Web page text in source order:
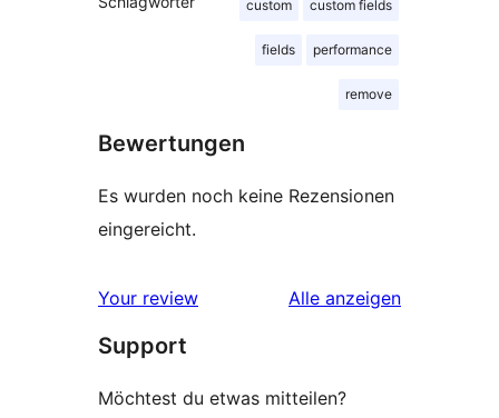
custom custom fields
fields performance
remove
Bewertungen
Es wurden noch keine Rezensionen
eingereicht.
Your review Alle Rezensionen
anzeigen
Support
Möchtest du etwas mitteilen?